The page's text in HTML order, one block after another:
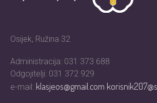
Osijek, Ružina 32
Administracija: 031 373 688
Odgojitelji: 031 372 929
e-mail: klasjeos@gmail.com